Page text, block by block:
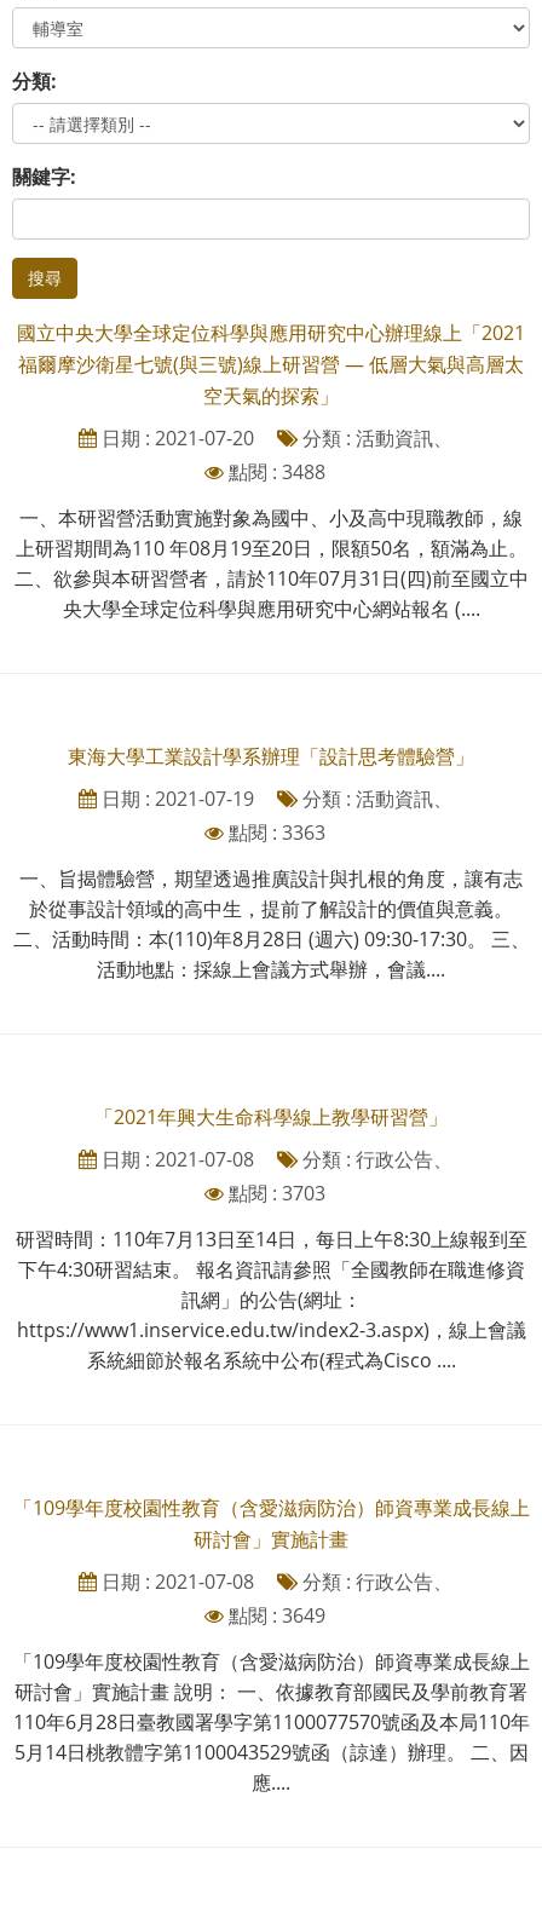
分類:
關鍵字:
搜尋
國立中央大學全球定位科學與應用研究中心辦理線上「2021
福爾摩沙衛星七號(與三號)線上研習營 — 低層大氣與高層太
空天氣的探索」
日期 : 2021-07-20
分類 : 活動資訊、
點閱 : 3488
一、本研習營活動實施對象為國中、小及高中現職教師，線
上研習期間為110 年08月19至20日，限額50名，額滿為止。
二、欲參與本研習營者，請於110年07月31日(四)前至國立中
央大學全球定位科學與應用研究中心網站報名 (....
東海大學工業設計學系辦理「設計思考體驗營」
日期 : 2021-07-19
分類 : 活動資訊、
點閱 : 3363
一、旨揭體驗營，期望透過推廣設計與扎根的角度，讓有志
於從事設計領域的高中生，提前了解設計的價值與意義。
二、活動時間：本(110)年8月28日 (週六) 09:30-17:30。 三、
活動地點：採線上會議方式舉辦，會議....
「2021年興大生命科學線上教學研習營」
日期 : 2021-07-08
分類 : 行政公告、
點閱 : 3703
研習時間：110年7月13日至14日，每日上午8:30上線報到至
下午4:30研習結束。 報名資訊請參照「全國教師在職進修資
訊網」的公告(網址：
https://www1.inservice.edu.tw/index2-3.aspx)，線上會議
系統細節於報名系統中公布(程式為Cisco ....
「109學年度校園性教育（含愛滋病防治）師資專業成長線上
研討會」實施計畫
日期 : 2021-07-08
分類 : 行政公告、
點閱 : 3649
「109學年度校園性教育（含愛滋病防治）師資專業成長線上
研討會」實施計畫 說明： 一、依據教育部國民及學前教育署
110年6月28日臺教國署學字第1100077570號函及本局110年
5月14日桃教體字第1100043529號函（諒達）辦理。 二、因
應....